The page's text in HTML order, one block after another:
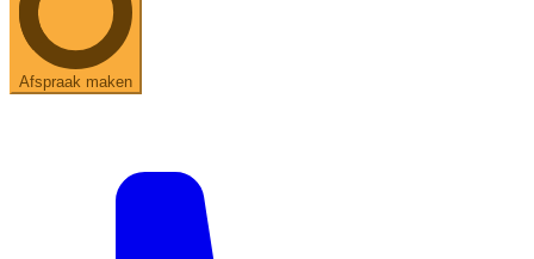
Afspraak maken